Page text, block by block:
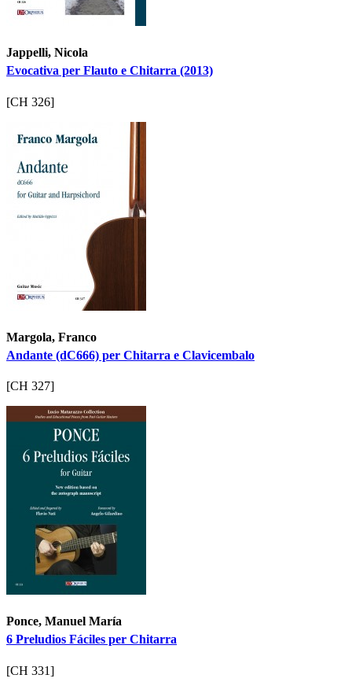
Jappelli, Nicola
Evocativa per Flauto e Chitarra (2013)
[CH 326]
Margola, Franco
Andante (dC666) per Chitarra e Clavicembalo
[CH 327]
Ponce, Manuel María
6 Preludios Fáciles per Chitarra
[CH 331]